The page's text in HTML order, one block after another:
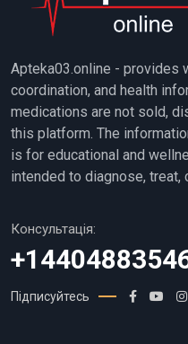
Apteka03.online - provides
coordination, and health
medications are not sold,
this platform. The
is for educational and
intended to diagnose, treat,
Консультація:
Підписуйтесь